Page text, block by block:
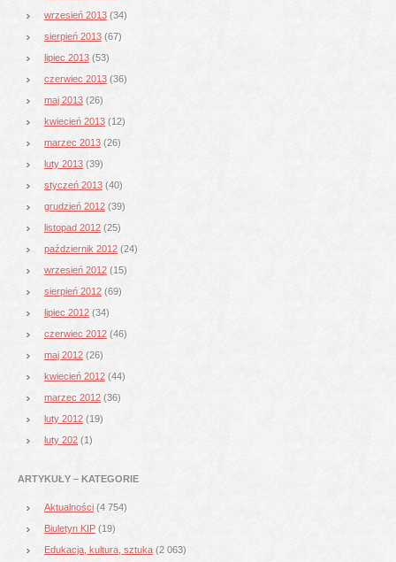
wrzesień 2013 (34)
sierpień 2013 (67)
lipiec 2013 (53)
czerwiec 2013 (36)
maj 2013 (26)
kwiecień 2013 (12)
marzec 2013 (26)
luty 2013 (39)
styczeń 2013 (40)
grudzień 2012 (39)
listopad 2012 (25)
październik 2012 (24)
wrzesień 2012 (15)
sierpień 2012 (69)
lipiec 2012 (34)
czerwiec 2012 (46)
maj 2012 (26)
kwiecień 2012 (44)
marzec 2012 (36)
luty 2012 (19)
luty 202 (1)
ARTYKUŁY – KATEGORIE
Aktualności (4 754)
Biuletyn KIP (19)
Edukacja, kultura, sztuka (2 063)